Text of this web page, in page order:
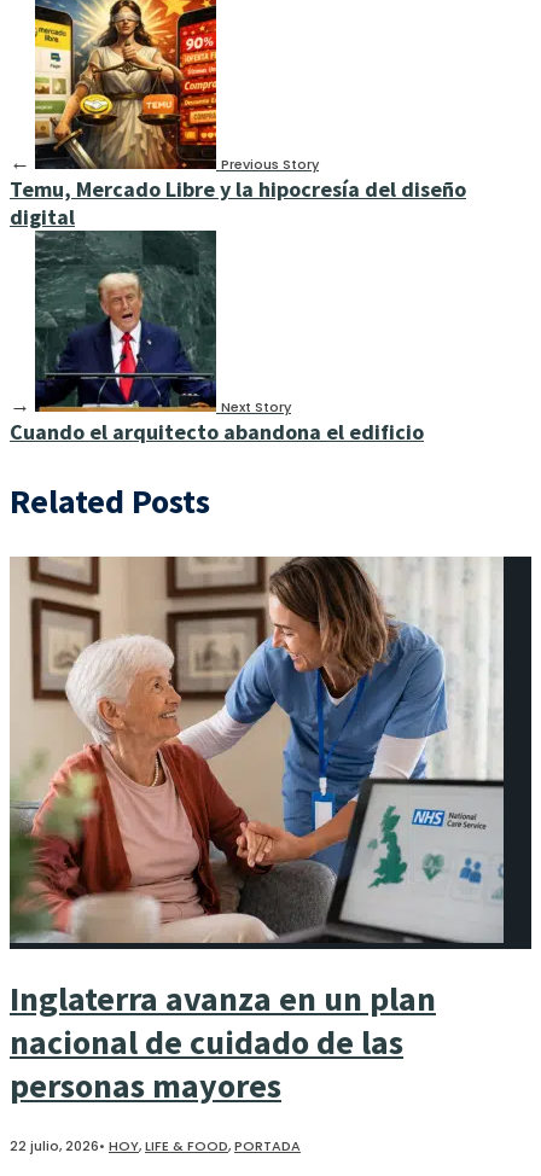
← Previous Story
Temu, Mercado Libre y la hipocresía del diseño
digital
→ Next Story
Cuando el arquitecto abandona el edificio
Related Posts
Inglaterra avanza en un plan
nacional de cuidado de las
personas mayores
22 julio, 2026• HOY,LIFE & FOOD,PORTADA